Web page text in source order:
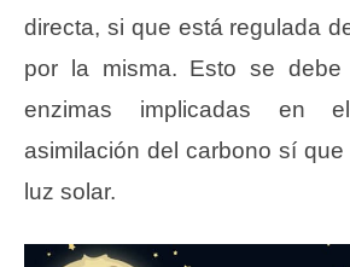
directa, si que está regulada
por la misma. Esto se
enzimas implicadas en
asimilación del carbono sí
luz solar.